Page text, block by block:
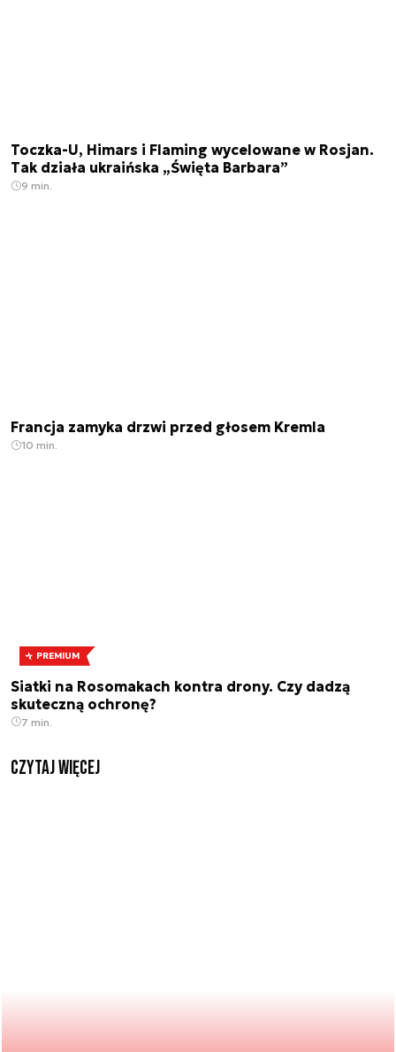
Toczka-U, Himars i Flaming wycelowane w Rosjan.
Tak działa ukraińska „Święta Barbara”
9 min.
Francja zamyka drzwi przed głosem Kremla
10 min.
PREMIUM
Siatki na Rosomakach kontra drony. Czy dadzą
skuteczną ochronę?
7 min.
czytaj więcej